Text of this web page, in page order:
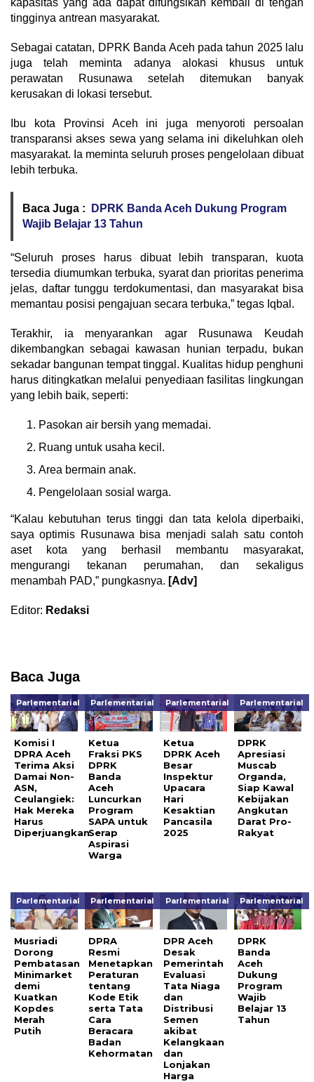
kapasitas yang ada dapat difungsikan kembali di tengah
tingginya antrean masyarakat.
Sebagai catatan, DPRK Banda Aceh pada tahun 2025 lalu
juga telah meminta adanya alokasi khusus untuk
perawatan Rusunawa setelah ditemukan banyak
kerusakan di lokasi tersebut.
Ibu kota Provinsi Aceh ini juga menyoroti persoalan
transparansi akses sewa yang selama ini dikeluhkan oleh
masyarakat. Ia meminta seluruh proses pengelolaan dibuat
lebih terbuka.
Baca Juga :
DPRK Banda Aceh Dukung Program
Wajib Belajar 13 Tahun
“Seluruh proses harus dibuat lebih transparan, kuota
tersedia diumumkan terbuka, syarat dan prioritas penerima
jelas, daftar tunggu terdokumentasi, dan masyarakat bisa
memantau posisi pengajuan secara terbuka,” tegas Iqbal.
Terakhir, ia menyarankan agar Rusunawa Keudah
dikembangkan sebagai kawasan hunian terpadu, bukan
sekadar bangunan tempat tinggal. Kualitas hidup penghuni
harus ditingkatkan melalui penyediaan fasilitas lingkungan
yang lebih baik, seperti:
Pasokan air bersih yang memadai.
Ruang untuk usaha kecil.
Area bermain anak.
Pengelolaan sosial warga.
“Kalau kebutuhan terus tinggi dan tata kelola diperbaiki,
saya optimis Rusunawa bisa menjadi salah satu contoh
aset kota yang berhasil membantu masyarakat,
mengurangi tekanan perumahan, dan sekaligus
menambah PAD,” pungkasnya. [Adv]
Editor: Redaksi
Baca Juga
Parlementarial
Komisi I
DPRA Aceh
Terima Aksi
Damai Non-
ASN,
Ceulangiek:
Hak Mereka
Harus
Diperjuangkan
Parlementarial
Ketua
Fraksi PKS
DPRK
Banda
Aceh
Luncurkan
Program
SAPA untuk
Serap
Aspirasi
Warga
Parlementarial
Ketua
DPRK Aceh
Besar
Inspektur
Upacara
Hari
Kesaktian
Pancasila
2025
Parlementarial
DPRK
Apresiasi
Muscab
Organda,
Siap Kawal
Kebijakan
Angkutan
Darat Pro-
Rakyat
Parlementarial
Musriadi
Dorong
Pembatasan
Minimarket
demi
Kuatkan
Kopdes
Merah
Putih
Parlementarial
DPRA
Resmi
Menetapkan
Peraturan
tentang
Kode Etik
serta Tata
Cara
Beracara
Badan
Kehormatan
Parlementarial
DPR Aceh
Desak
Pemerintah
Evaluasi
Tata Niaga
dan
Distribusi
Semen
akibat
Kelangkaan
dan
Lonjakan
Harga
Parlementarial
DPRK
Banda
Aceh
Dukung
Program
Wajib
Belajar 13
Tahun